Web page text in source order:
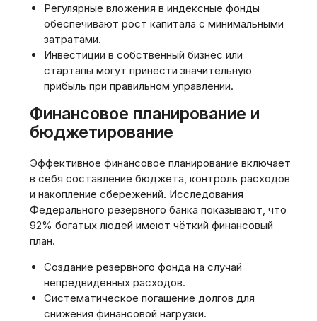
Регулярные вложения в индексные фонды
обеспечивают рост капитала с минимальными
затратами.
Инвестиции в собственный бизнес или
стартапы могут принести значительную
прибыль при правильном управлении.
Финансовое планирование и
бюджетирование
Эффективное финансовое планирование включает
в себя составление бюджета, контроль расходов
и накопление сбережений. Исследования
Федерального резервного банка показывают, что
92% богатых людей имеют чёткий финансовый
план.
Создание резервного фонда на случай
непредвиденных расходов.
Систематическое погашение долгов для
снижения финансовой нагрузки.